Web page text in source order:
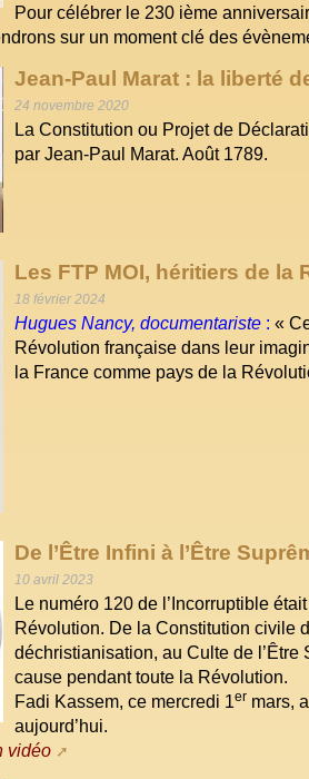
Pour célébrer le 230 ième
sur un moment clé des
Jean-Paul Marat : la liberté
24 novembre 2020
La Constitution ou Projet de
par Jean-Paul Marat. Août 1789.
Les FTP MOI, héritiers de la
18 février 2024
Hugues Nancy, documentariste : «
Révolution française dans leur
la France comme pays de la
De l’Être Infini à l’Être
10 avril 2023
Le numéro 120 de l’Incorruptible
Révolution. De la Constitution civile
déchristianisation, au Culte de l’Être
cause pendant toute la Révolution.
Fadi Kassem, ce mercredi 1er mars,
aujourd’hui.
vidéo